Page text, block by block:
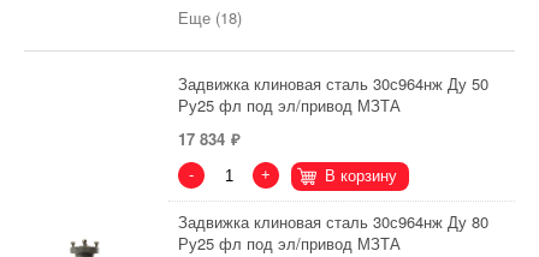
Еще (18)
Задвижка клиновая сталь 30с964нж Ду 50
Ру25 фл под эл/привод МЗТА
17 834
- + В корзину
Задвижка клиновая сталь 30с964нж Ду 80
Ру25 фл под эл/привод МЗТА